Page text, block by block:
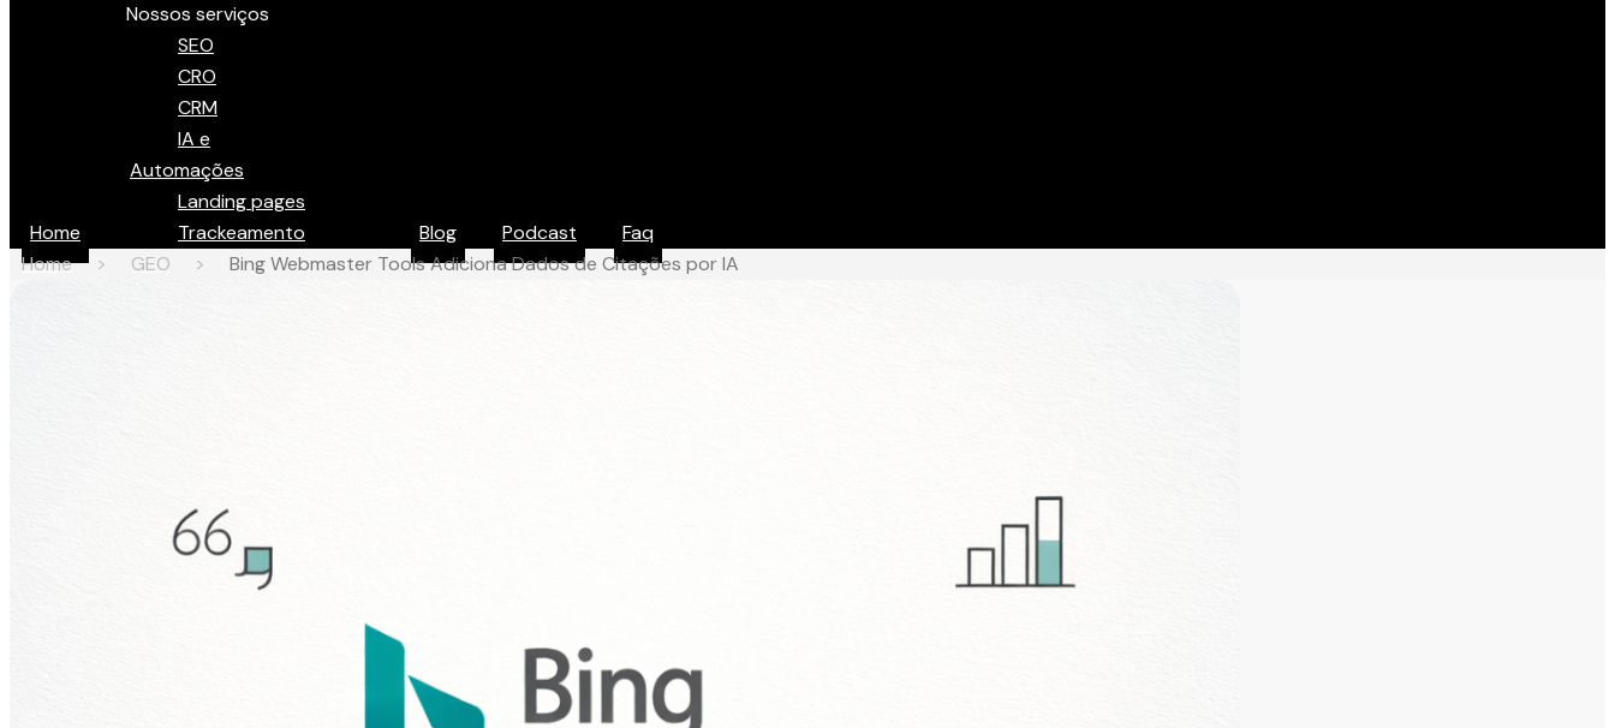
Home
Nossos serviços
SEO
CRO
CRM
IA e
Automações
Landing pages
Trackeamento
Blog Podcast
Faq
Home
> GEO > Bing Webmaster Tools Adiciona Dados de Citações por IA